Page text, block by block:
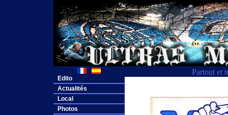
Partout et
Edito
Actualités
Local
Photos